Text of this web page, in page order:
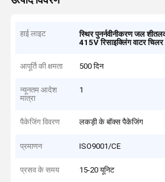
हाई लाइट स्थिर पुनर्नवीनीकरण जल
415V रिसाइक्लिंग वाटर चिलर
आपूर्ति की क्षमता 500 दिन
न्यूनतम आदेश
मात्रा
1
पैकेजिंग विवरण लकड़ी के बॉक्स पैकेजिंग
प्रमाणन ISO9001/CE
प्रसव के समय 15-20 यूनिट